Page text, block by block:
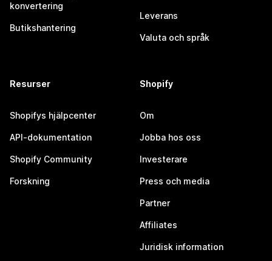
konvertering
Butikshantering
Leverans
Valuta och språk
Resurser
Shopifys hjälpcenter
API-dokumentation
Shopify Community
Forskning
Shopify
Om
Jobba hos oss
Investerare
Press och media
Partner
Affiliates
Juridisk information